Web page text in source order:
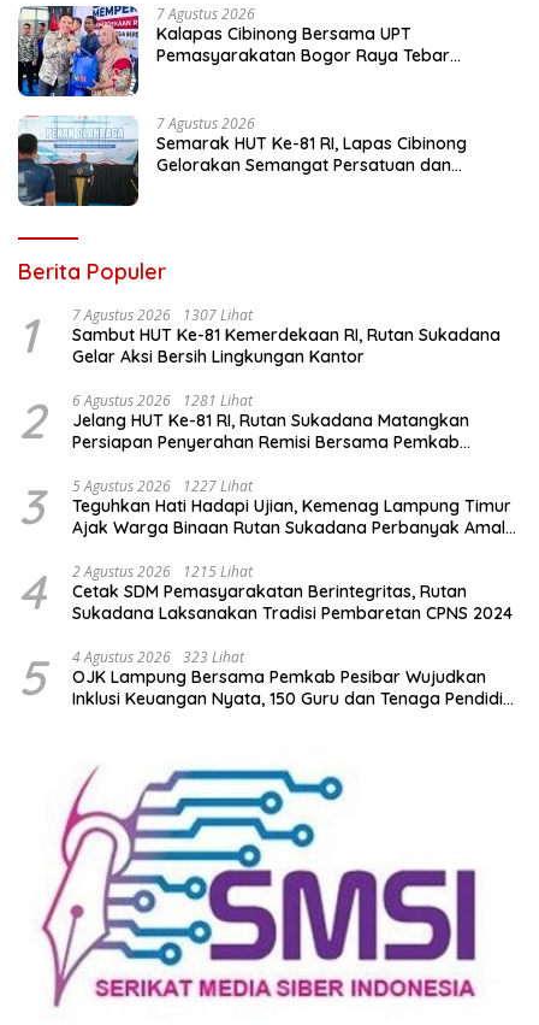
7 Agustus 2026
Kalapas Cibinong Bersama UPT
Pemasyarakatan Bogor Raya Tebar
7 Agustus 2026
Semarak HUT Ke-81 RI, Lapas Cibinong
Gelorakan Semangat Persatuan dan
Berita Populer
1 7 Agustus 2026 1307 Lihat
Sambut HUT Ke-81 Kemerdekaan RI, Rutan Sukadana
Gelar Aksi Bersih Lingkungan Kantor
2 6 Agustus 2026 1281 Lihat
Jelang HUT Ke-81 RI, Rutan Sukadana Matangkan
Persiapan Penyerahan Remisi Bersama Pemkab
3 5 Agustus 2026 1227 Lihat
Teguhkan Hati Hadapi Ujian, Kemenag Lampung Timur
Ajak Warga Binaan Rutan Sukadana Perbanyak Amal
4 2 Agustus 2026 1215 Lihat
Cetak SDM Pemasyarakatan Berintegritas, Rutan
Sukadana Laksanakan Tradisi Pembaretan CPNS 2024
5 4 Agustus 2026 323 Lihat
OJK Lampung Bersama Pemkab Pesibar Wujudkan
Inklusi Keuangan Nyata, 150 Guru dan Tenaga Pendidik